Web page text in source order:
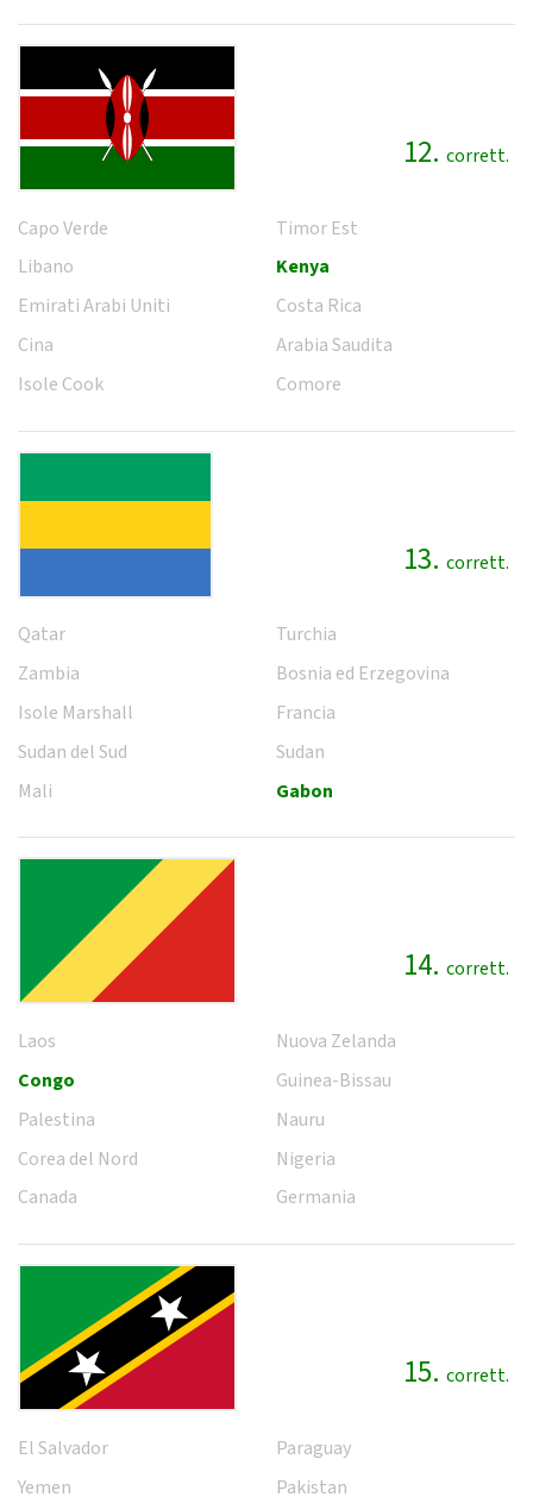
12. corrett.
Capo Verde
Libano
Emirati Arabi Uniti
Cina
Isole Cook
Timor Est
Kenya
Costa Rica
Arabia Saudita
Comore
13. corrett.
Qatar
Zambia
Isole Marshall
Sudan del Sud
Mali
Turchia
Bosnia ed Erzegovina
Francia
Sudan
Gabon
14. corrett.
Laos
Congo
Palestina
Corea del Nord
Canada
Nuova Zelanda
Guinea-Bissau
Nauru
Nigeria
Germania
15. corrett.
El Salvador
Yemen
Paraguay
Pakistan